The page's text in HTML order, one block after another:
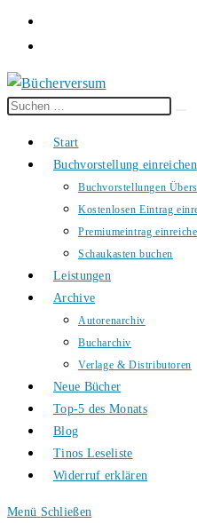
Diese
durchsuchen
Start
Buchvorstellung einreichen
Buchvorstellungen
Kostenlosen Eintrag
Premiumeintrag
Schaukasten buchen
Leistungen
Archive
Autorenarchiv
Bucharchiv
Verlage & Distributoren
Neue Bücher
Top-5 des Monats
Blog
Tinos Leseliste
Widerruf erklären
Menü Schließen